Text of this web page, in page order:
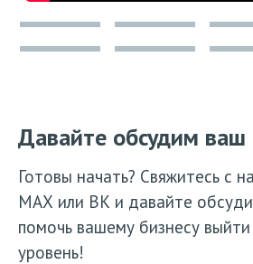
Давайте обсудим ваш
Готовы начать? Свяжитесь с
МАХ или ВК и давайте
помочь вашему бизнесу
уровень!